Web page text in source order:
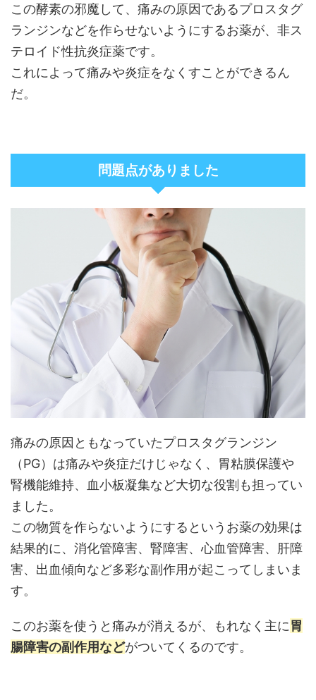
この酵素の邪魔して、痛みの原因であるプロスタグ
ランジンなどを作らせないようにするお薬が、非ス
テロイド性抗炎症薬です。
これによって痛みや炎症をなくすことができるん
だ。
問題点がありました
痛みの原因ともなっていたプロスタグランジン
（PG）は痛みや炎症だけじゃなく、胃粘膜保護や
腎機能維持、血小板凝集など大切な役割も担ってい
ました。
この物質を作らないようにするというお薬の効果は
結果的に、消化管障害、腎障害、心血管障害、肝障
害、出血傾向など多彩な副作用が起こってしまいま
す。
このお薬を使うと痛みが消えるが、もれなく主に胃
腸障害の副作用などがついてくるのです。